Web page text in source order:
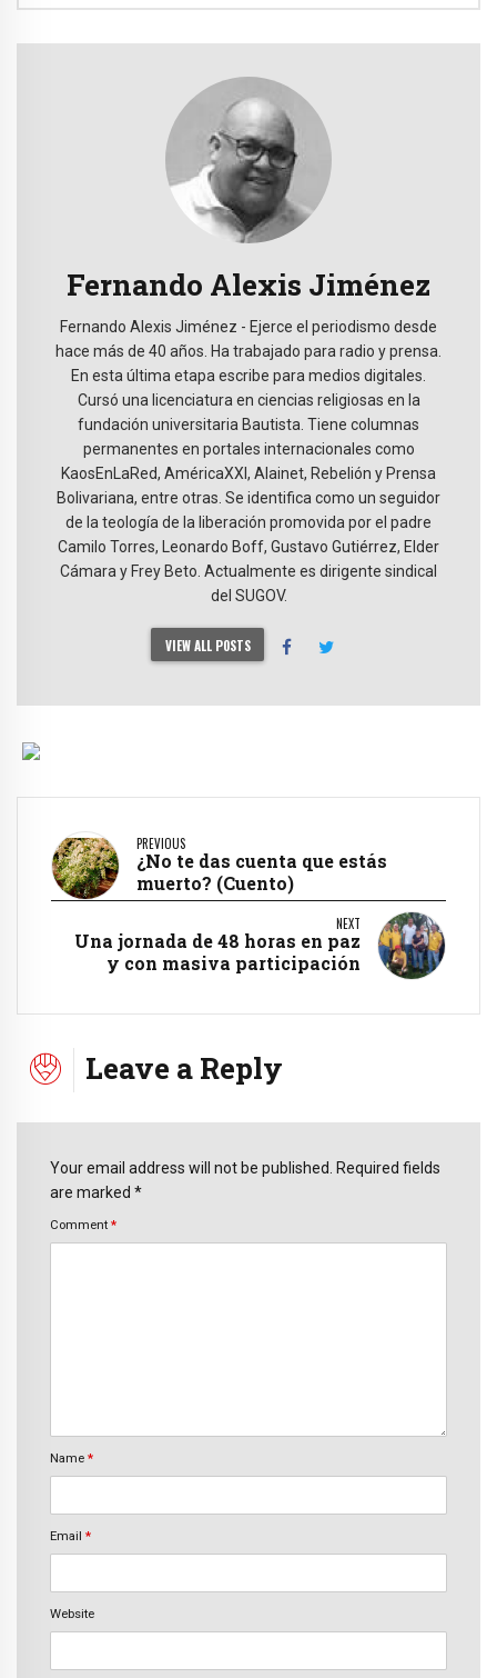
Fernando Alexis Jiménez
Fernando Alexis Jiménez - Ejerce el periodismo desde
hace más de 40 años. Ha trabajado para radio y prensa.
En esta última etapa escribe para medios digitales.
Cursó una licenciatura en ciencias religiosas en la
fundación universitaria Bautista. Tiene columnas
permanentes en portales internacionales como
KaosEnLaRed, AméricaXXI, Alainet, Rebelión y Prensa
Bolivariana, entre otras. Se identifica como un seguidor
de la teología de la liberación promovida por el padre
Camilo Torres, Leonardo Boff, Gustavo Gutiérrez, Elder
Cámara y Frey Beto. Actualmente es dirigente sindical
del SUGOV.
VIEW ALL POSTS
PREVIOUS
¿No te das cuenta que estás
muerto? (Cuento)
NEXT
Una jornada de 48 horas en paz
y con masiva participación
Leave a Reply
Your email address will not be published. Required fields
are marked *
Comment *
Name *
Email *
Website